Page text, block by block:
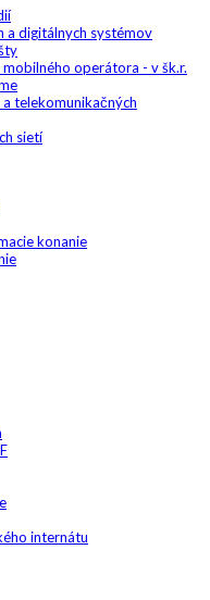
a digitálnych systémov
operátora - v šk.r.
telekomunikačných
sietí
konanie
internátu